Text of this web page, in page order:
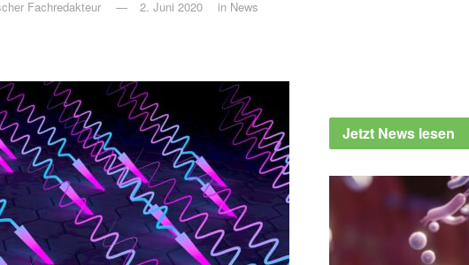
Fachredakteur
2. Juni 2020 in News
Jetzt News lesen